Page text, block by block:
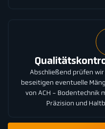
Abschließend prüfen
beseitigen eventuelle
von ACH - Bodentechnik
Präzision und